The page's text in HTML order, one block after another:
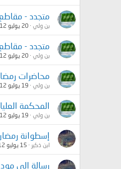
متجدد - مقاطع
بن ولي 20 يوليو 2012
متجدد - مقاطع
بن ولي 20 يوليو 2012
محاضرات
بن ولي 19 يوليو 2012
المحكمة
بن ولي 19 يوليو 2012
إسطوانة
ابن ذكير 15 يوليو 2012
رسالة إلى